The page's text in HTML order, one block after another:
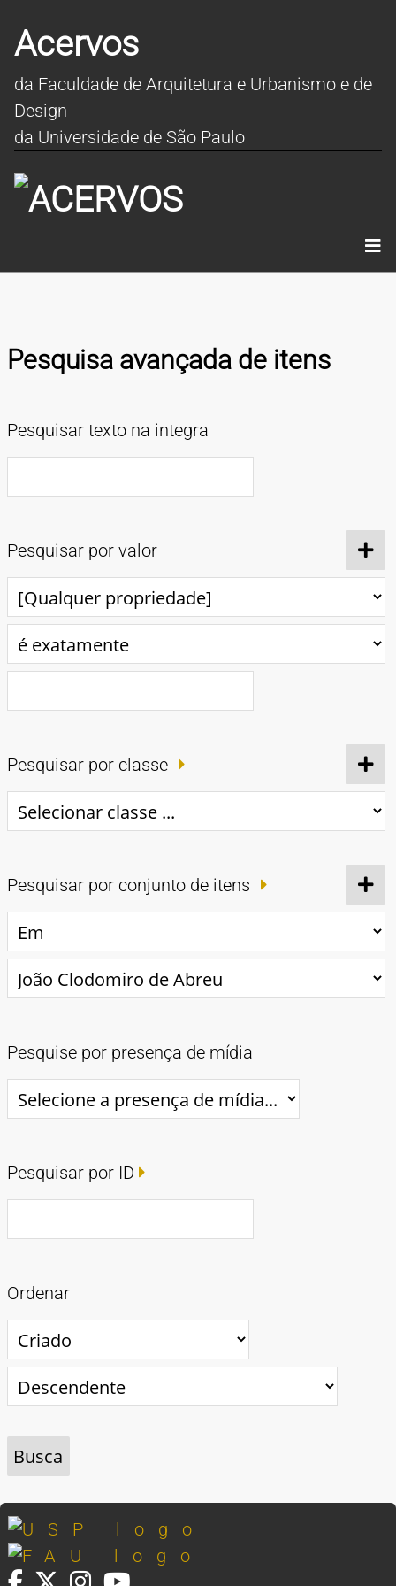
Acervos
da Faculdade de Arquitetura e Urbanismo e de
Design
da Universidade de São Paulo
COLEÇÕES
Cartazes
Diapositivos
Documentação
Fotografias
Maquetes
Negativos
Periódicos
Publicações
Projetos
Vídeos
BUSCA AVANÇADA
CONTATOS
Pesquisa avançada de itens
Pesquisar texto na integra
Pesquisar por valor
Pesquisar por classe
Pesquisar por conjunto de itens
Pesquise por presença de mídia
Pesquisar por ID
Ordenar